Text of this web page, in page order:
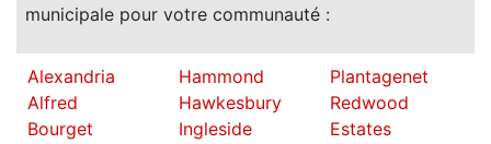
municipale pour votre communauté :
Alexandria
Alfred
Bourget
Hammond
Hawkesbury
Ingleside
Plantagenet
Redwood
Estates